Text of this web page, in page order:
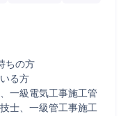
ちの方
る方
一級電気工事施工管
士、一級管工事施工